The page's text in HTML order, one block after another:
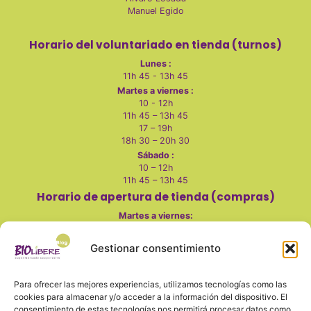
Gestionar consentimiento
Para ofrecer las mejores experiencias, utilizamos tecnologías como las
cookies para almacenar y/o acceder a la información del dispositivo. El
Manuel Egido
Horario del voluntariado en tienda (turnos)
Lunes :
11h 45 - 13h 45
Martes a viernes :
10 - 12h
11h 45 – 13h 45
17 – 19h
18h 30 – 20h 30
Sábado :
10 – 12h
11h 45 – 13h 45
Horario de apertura de tienda (compras)
Martes a viernes:
17 - 20h
10 - 14h
Lunes, domingo y festivos cerrado